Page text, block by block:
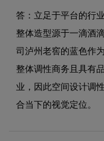
答：立足于平台的行
整体造型源于一滴酒
司泸州老窖的蓝色作
整体调性商务且具有
业，因此空间设计调
合当下的视觉定位。